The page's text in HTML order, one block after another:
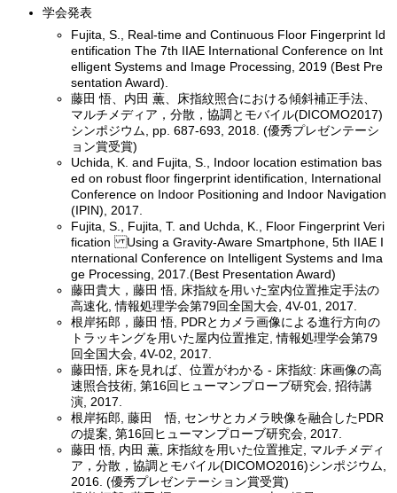
学会発表
Fujita, S., Real-time and Continuous Floor Fingerprint Id
entification The 7th IIAE International Conference on Int
elligent Systems and Image Processing, 2019 (Best Pre
sentation Award).
藤田 悟、内田 薫、床指紋照合における傾斜補正手法、
マルチメディア，分散，協調とモバイル(DICOMO2017)
シンポジウム, pp. 687-693, 2018. (優秀プレゼンテーシ
ョン賞受賞)
Uchida, K. and Fujita, S., Indoor location estimation bas
ed on robust floor fingerprint identification, International
Conference on Indoor Positioning and Indoor Navigation
(IPIN), 2017.
Fujita, S., Fujita, T. and Uchda, K., Floor Fingerprint Veri
fication Using a Gravity-Aware Smartphone, 5th IIAE I
nternational Conference on Intelligent Systems and Ima
ge Processing, 2017.(Best Presentation Award)
藤田貴大，藤田 悟, 床指紋を用いた室内位置推定手法の
高速化, 情報処理学会第79回全国大会, 4V-01, 2017.
根岸拓郎，藤田 悟, PDRとカメラ画像による進行方向の
トラッキングを用いた屋内位置推定, 情報処理学会第79
回全国大会, 4V-02, 2017.
藤田悟, 床を見れば、位置がわかる - 床指紋: 床画像の高
速照合技術, 第16回ヒューマンプローブ研究会, 招待講
演, 2017.
根岸拓郎, 藤田 悟, センサとカメラ映像を融合したPDR
の提案, 第16回ヒューマンプローブ研究会, 2017.
藤田 悟, 内田 薫, 床指紋を用いた位置推定, マルチメディ
ア，分散，協調とモバイル(DICOMO2016)シンポジウム,
2016. (優秀プレゼンテーション賞受賞)